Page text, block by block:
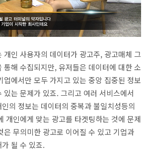
개인 사용자의 데이터가 광고주, 광고매체 그
통해 수집되지만, 유저들은 데이터에 대한 소
업에서만 모두 가지고 있는 중앙 집중된 정보
있는 문제가 있죠. 그리고 여러 서비스에서
의 정보는 데이터의 중복과 불일치성등의
개인에게 맞는 광고를 타겟팅하는 것에 문제
은 무의미한 광고로 이어질 수 있고 기업과
될 수 있죠.